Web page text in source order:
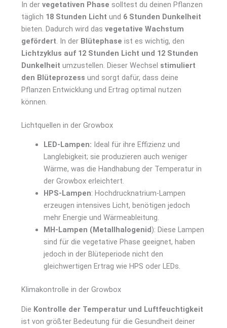
In dervegetativen Phase solltest du deinen Pflanzen
täglich 18 Stunden Licht und 6 Stunden Dunkelheit
bieten. Dadurch wird dasvegetative Wachstum
gefördert. In der Blütephase ist es wichtig, den
Lichtzyklus auf 12 Stunden Licht und 12 Stunden
Dunkelheit umzustellen. Dieser Wechsel stimuliert
den Blüteprozess und sorgt dafür, dass deine
Pflanzen Entwicklung und Ertrag optimal nutzen
können.
Lichtquellen in der Growbox
LED-Lampen: Ideal für ihre Effizienz und
Langlebigkeit; sie produzieren auch weniger
Wärme, was die Handhabung der Temperatur in
der Growbox erleichtert.
HPS-Lampen: Hochdrucknatrium-Lampen
erzeugen intensives Licht, benötigen jedoch
mehr Energie und Wärmeableitung.
MH-Lampen (Metallhalogenid): Diese Lampen
sind für die vegetative Phase geeignet, haben
jedoch in der Blüteperiode nicht den
gleichwertigen Ertrag wie HPS oder LEDs.
Klimakontrolle in der Growbox
Die Kontrolle der Temperatur und Luftfeuchtigkeit
ist von größter Bedeutung für die Gesundheit deiner